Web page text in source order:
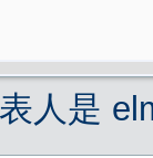
人是